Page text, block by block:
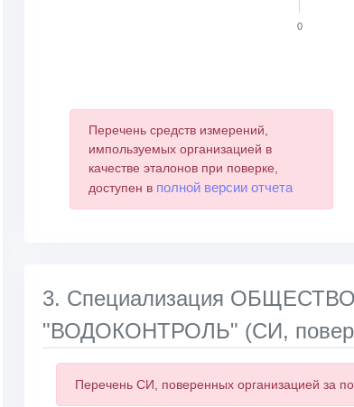
0
Перечень средств измерений,
импользуемых организацией в
качестве эталонов при поверке,
доступен в полной версии отчета
3. Специализация
"ВОДОКОНТРОЛЬ" (СИ,
Перечень СИ, поверенных организацией за